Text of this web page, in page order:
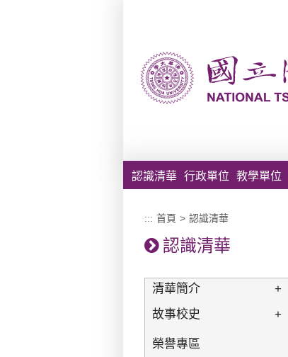
認識清華 行政單位 教學單位
::: 首頁 > 認識清華
認識清華
清華簡介
+
故事校史
+
榮譽專區